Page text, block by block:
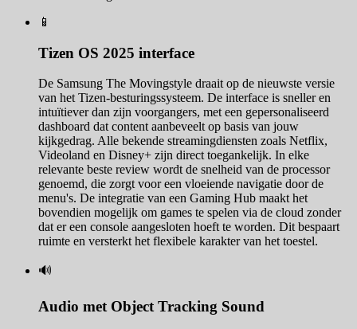
📱
Tizen OS 2025 interface
De Samsung The Movingstyle draait op de nieuwste versie
van het Tizen-besturingssysteem. De interface is sneller en
intuïtiever dan zijn voorgangers, met een gepersonaliseerd
dashboard dat content aanbeveelt op basis van jouw
kijkgedrag. Alle bekende streamingdiensten zoals Netflix,
Videoland en Disney+ zijn direct toegankelijk. In elke
relevante beste review wordt de snelheid van de processor
genoemd, die zorgt voor een vloeiende navigatie door de
menu's. De integratie van een Gaming Hub maakt het
bovendien mogelijk om games te spelen via de cloud zonder
dat er een console aangesloten hoeft te worden. Dit bespaart
ruimte en versterkt het flexibele karakter van het toestel.
🔊
Audio met Object Tracking Sound